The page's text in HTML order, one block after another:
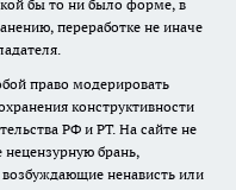
бы то ни было форме, в
переработке не иначе
право модерировать
конструктивности
РФ и РТ. На сайте не
брань,
ненависть или